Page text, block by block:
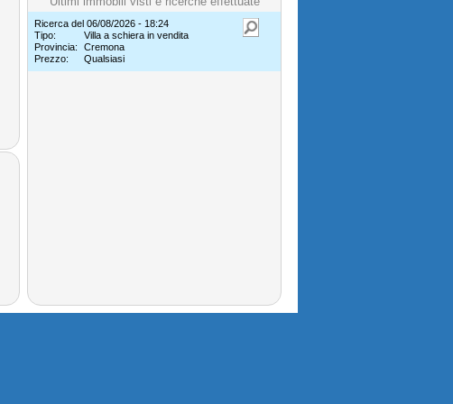
Ricerca del 06/08/2026 - 18:24
Tipo:
Villa a schiera in vendita
Provincia:
Cremona
Prezzo:
Qualsiasi